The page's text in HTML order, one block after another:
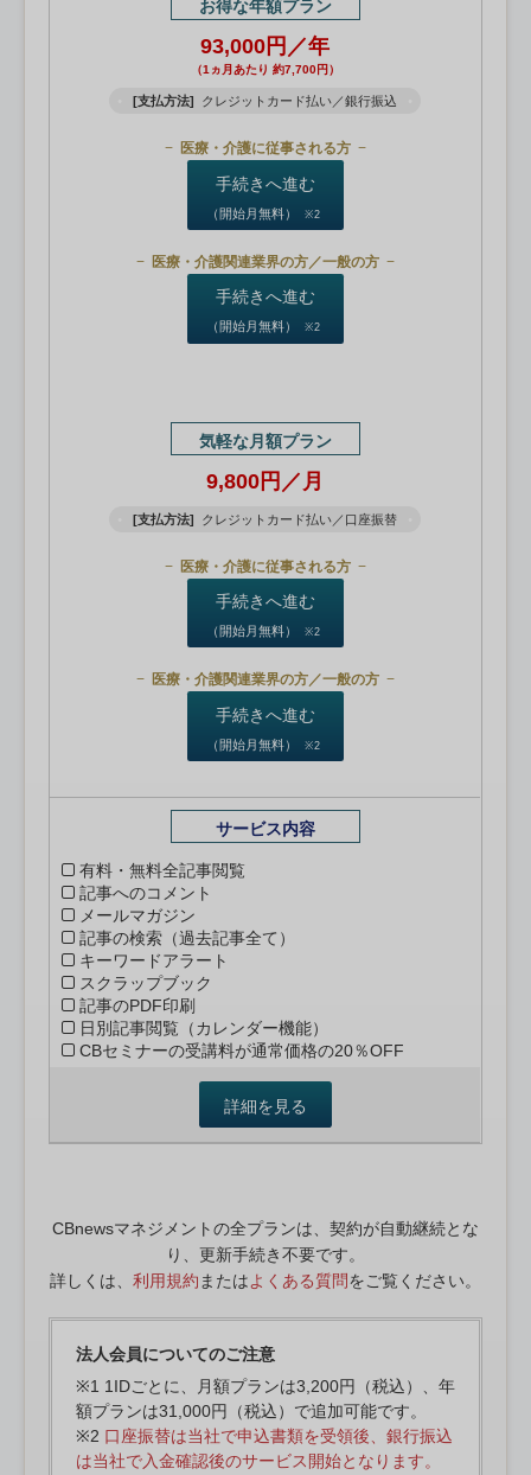
お得な年額プラン
93,000円／年
（1ヵ月あたり 約7,700円）
[支払方法] クレジットカード払い／銀行振込
医療・介護に従事される方
手続きへ進む
（開始月無料） ※2
医療・介護関連業界の方／一般の方
手続きへ進む
（開始月無料） ※2
気軽な月額プラン
9,800円／月
[支払方法] クレジットカード払い／口座振替
医療・介護に従事される方
手続きへ進む
（開始月無料） ※2
医療・介護関連業界の方／一般の方
手続きへ進む
（開始月無料） ※2
サービス内容
有料・無料全記事閲覧
記事へのコメント
メールマガジン
記事の検索（過去記事全て）
キーワードアラート
スクラップブック
記事のPDF印刷
日別記事閲覧（カレンダー機能）
CBセミナーの受講料が通常価格の20％OFF
詳細を見る
CBnewsマネジメントの全プランは、契約が自動継続とな
り、更新手続き不要です。
詳しくは、 利用規約 またはよくある質問をご覧ください。
法人会員についてのご注意
※1 1IDごとに、月額プランは3,200円（税込）、年
額プランは31,000円（税込）で追加可能です。
※2 口座振替は当社で申込書類を受領後、銀行振込
は当社で入金確認後のサービス開始となります。